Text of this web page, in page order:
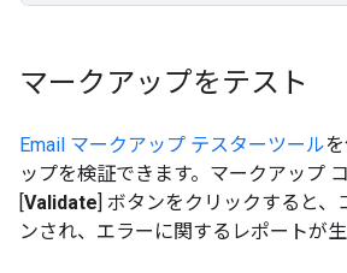
マークアップをテスト
Email マークアップ テスターツール
ップを検証できます。マークアップ
[Validate] ボタンをクリックすると、
ンされ、エラーに関するレポートが生